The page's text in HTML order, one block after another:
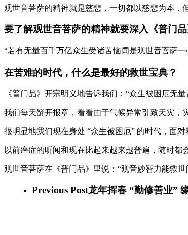
观世音菩萨的精神就是慈悲，一切都以慈悲为本
要了解观世音菩萨的精神就要深入《普门品
“若有无量百千万亿众生受诸苦恼闻是观世音菩萨
在苦难的时代，什么是最好的救世宝典？
《普门品》开宗明义地告诉我们：“众生被困厄无
我们每天翻开报章，看看由于气候异常引致天灾，
很明显地我们现在身处 “众生被困厄” 的时代，面
以前癌症的听闻和现在比起来越来越普遍，随时都
观世音菩萨在《普门品》里说：“观音妙智力能救
Previous Post龙年挥春 “勤修善业”